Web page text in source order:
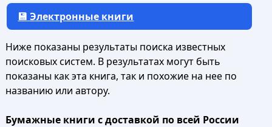
💾 Электронные книги
Ниже показаны результаты поиска известных
поисковых систем. В результатах могут быть
показаны как эта книга, так и похожие на нее по
названию или автору.
Бумажные книги с доставкой по всей России